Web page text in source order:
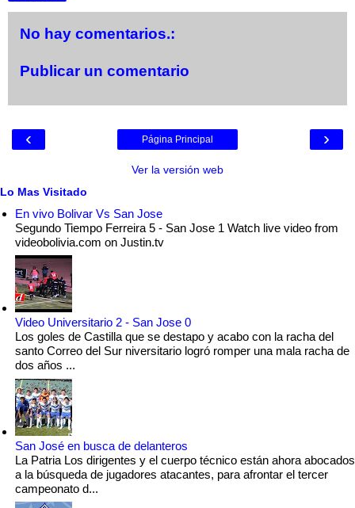
No hay comentarios.:
Publicar un comentario
‹ ›
Página Principal
Ver la versión web
Lo Mas Visitado
En vivo Bolivar Vs San Jose
Segundo Tiempo Ferreira 5 - San Jose 1 Watch live video from
videobolivia.com on Justin.tv
Video Universitario 2 - San Jose 0
Los goles de Castilla que se destapo y acabo con la racha del
santo Correo del Sur niversitario logró romper una mala racha de
dos años ...
San José en busca de delanteros
La Patria Los dirigentes y el cuerpo técnico están ahora abocados
a la búsqueda de jugadores atacantes, para afrontar el tercer
campeonato d...